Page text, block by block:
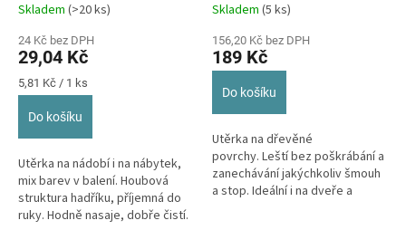
Skladem (>20 ks)
24 Kč bez DPH
29,04 Kč
Měrná
cena:
5,81 Kč / 1 ks
Do košíku
Utěrka na nádobí i na nábytek,
mix barev v balení. Houbová
struktura hadříku, příjemná do
ruky. Hodně nasaje, dobře čistí.
Skladem (5 ks)
156,20 Kč bez DPH
189 Kč
Do košíku
Utěrka na dřevěné
povrchy. Leští bez poškrábání a
zanechávání jakýchkoliv šmouh
a stop. Ideální i na dveře a